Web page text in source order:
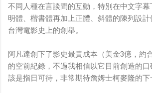
不同人種在言談間的互動，特別在中文字
明體、楷書體再加上正體、斜體的陳列設
台灣電影史上的創舉。
阿凡達創下了影史最貴成本（美金3億，約
的空前紀錄，不過我相信以它目前創造的
該是指日可待，非常期待詹姆士柯麥隆的下